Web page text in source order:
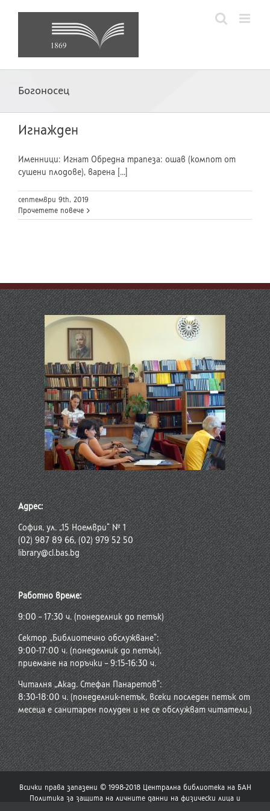
Богоносец
Игнажден
Именници: Игнат Обредна трапеза: ошав (компот от
сушени плодове), варена [...]
септември 9th, 2019
Прочетете повече
Адрес:
София, ул. „15 Ноември“ № 1
(02) 987 89 66, (02) 979 52 50
library@cl.bas.bg
Работно време:
9:00 – 17:30 ч. (понеделник до петък)
Сектор „Библиотечно обслужване“:
9:00-17:00 ч. (понеделник до петък),
приемане на поръчки – 9:15-16:30 ч.
Читалня „Акад. Стефан Панаретов“:
8:30-18:00 ч. (понеделник-петък, всеки последен петък от
месеца е санитарен полуден и не се обслужват читатели.)
Всички права запазени © 1998-2018 Централна библиотека на БАН
Политика за защита на личните данни на физически лица и